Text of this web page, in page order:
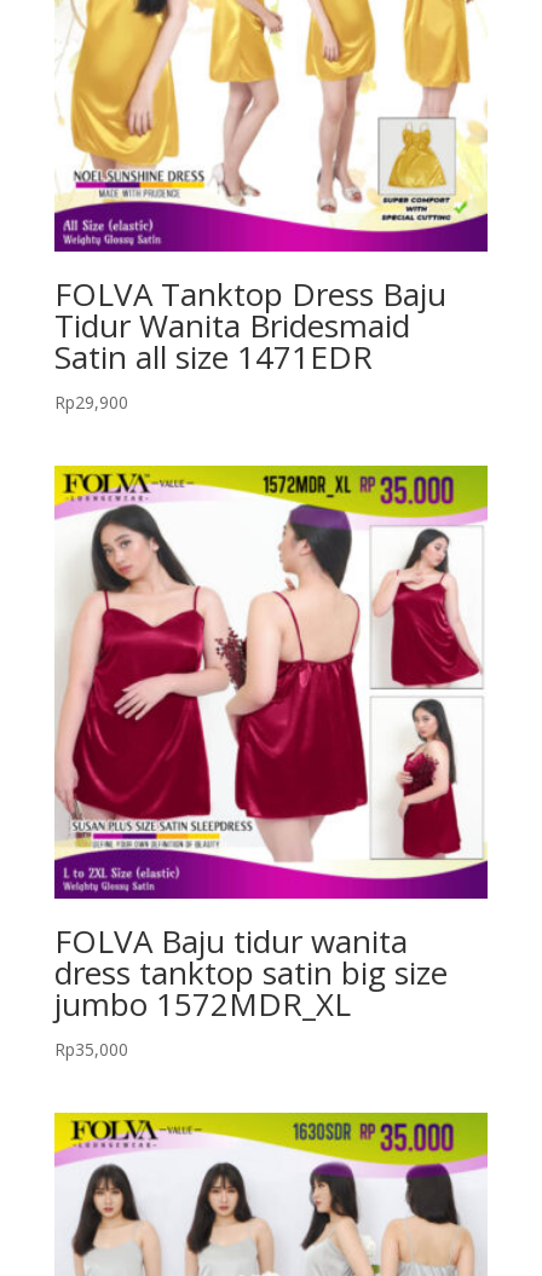
FOLVA Tanktop Dress Baju
Tidur Wanita Bridesmaid
Satin all size 1471EDR
Rp29,900
FOLVA Baju tidur wanita
dress tanktop satin big size
jumbo 1572MDR_XL
Rp35,000